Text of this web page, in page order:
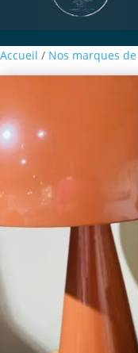
Accueil / Nos marques de